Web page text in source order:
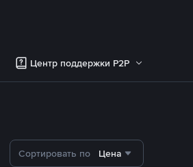
Центр поддержки P2P
Сортировать по Цена